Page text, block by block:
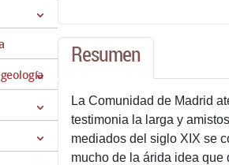
Resumen
La Comunidad de Madrid
testimonia la larga y
mediados del siglo XIX se
mucho de la árida idea